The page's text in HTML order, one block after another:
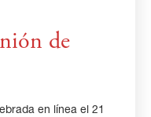
de
en línea el 21